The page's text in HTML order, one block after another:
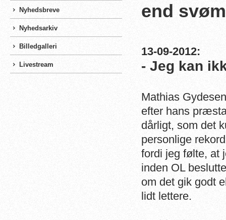
Nyhedsbreve
Nyhedsarkiv
Billedgalleri
Livestream
end
13-09-2012:
- Jeg kan
Mathias
efter hans
dårligt, som det
personlige
fordi jeg følte, at
inden OL
om det gik godt
lidt lettere.